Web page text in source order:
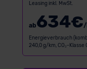
Leasing inkl. MwSt.
ab634€/
Energieverbrauch
240,0 g/km, CO₂-Klasse